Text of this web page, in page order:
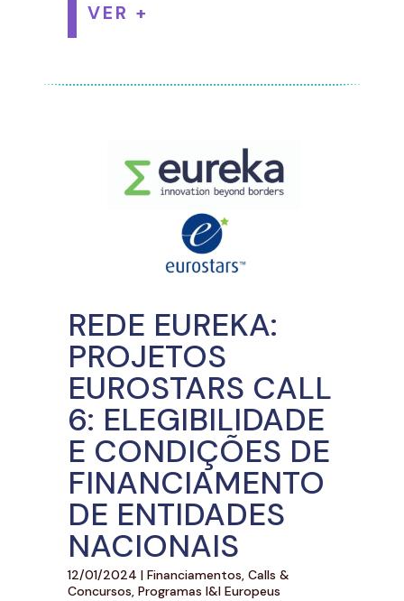
VER +
REDE EUREKA:
PROJETOS
EUROSTARS CALL
6: ELEGIBILIDADE
E CONDIÇÕES DE
FINANCIAMENTO
DE ENTIDADES
NACIONAIS
12/01/2024 | Financiamentos, Calls &
Concursos, Programas I&I Europeus